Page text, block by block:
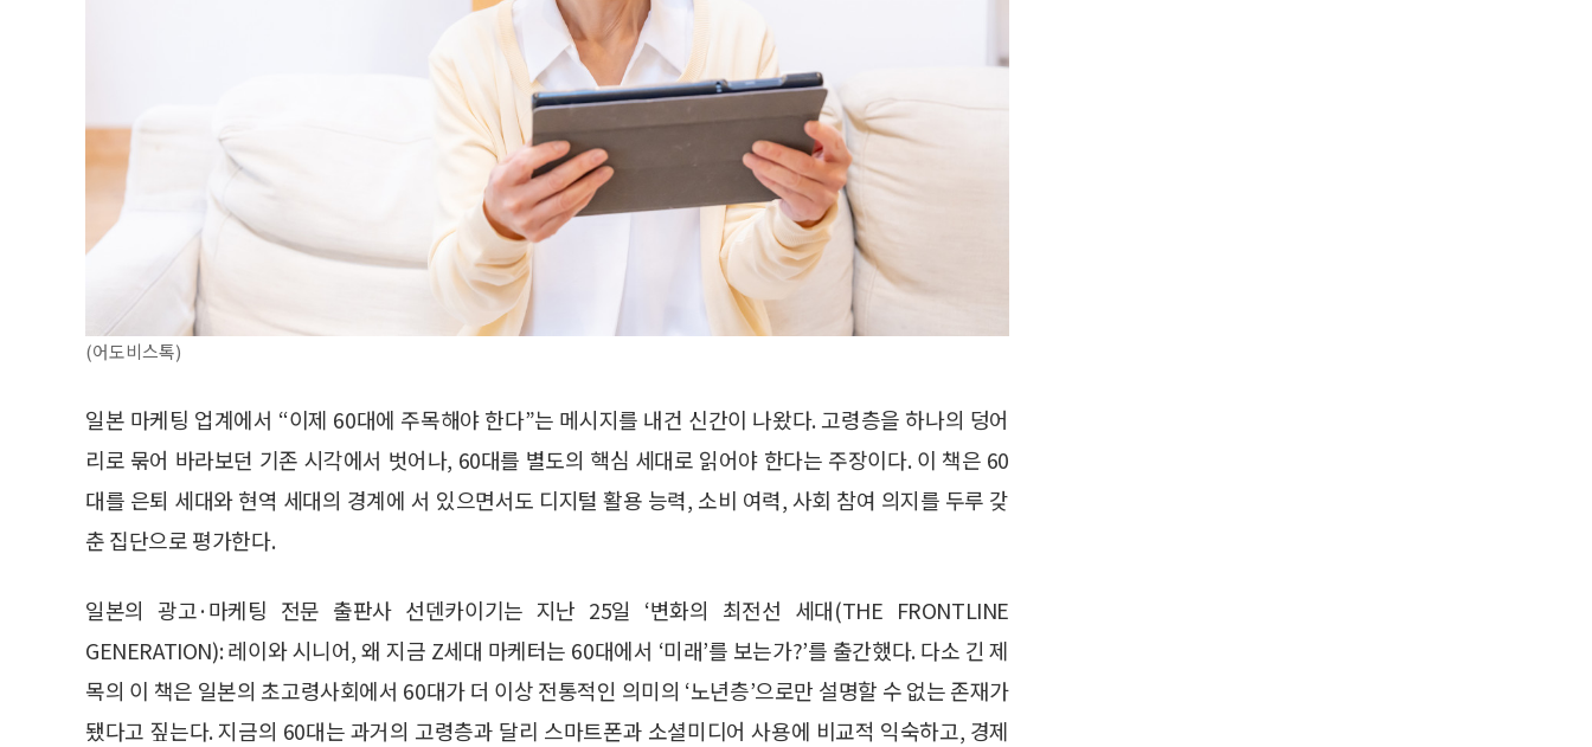
(어도비스톡)
일본 마케팅 업계에서 “이제 60대에 주목해야 한다”는 메시지를 내건 신간이 나왔다. 고령층을 하나의 덩어
리로 묶어 바라보던 기존 시각에서 벗어나, 60대를 별도의 핵심 세대로 읽어야 한다는 주장이다. 이 책은 60
대를 은퇴 세대와 현역 세대의 경계에 서 있으면서도 디지털 활용 능력, 소비 여력, 사회 참여 의지를 두루 갖
춘 집단으로 평가한다.
일본의 광고·마케팅 전문 출판사 선덴카이기는 지난 25일 ‘변화의 최전선 세대(THE FRONTLINE
GENERATION): 레이와 시니어, 왜 지금 Z세대 마케터는 60대에서 ‘미래’를 보는가?’를 출간했다. 다소 긴 제
목의 이 책은 일본의 초고령사회에서 60대가 더 이상 전통적인 의미의 ‘노년층’으로만 설명할 수 없는 존재가
됐다고 짚는다. 지금의 60대는 과거의 고령층과 달리 스마트폰과 소셜미디어 사용에 비교적 익숙하고, 경제